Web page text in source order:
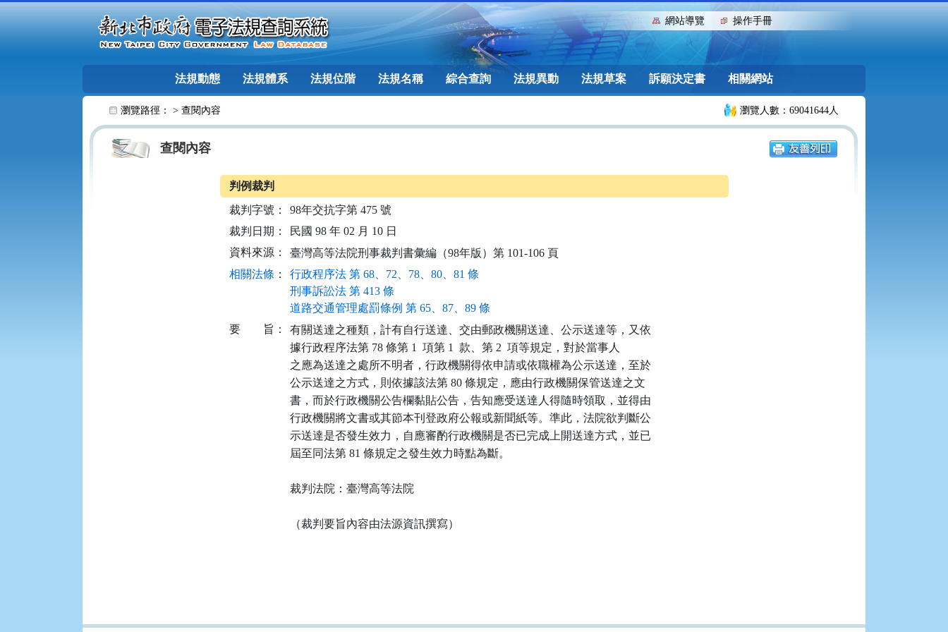
::: 網站導覽 操作手冊
法規動態 法規體系 法規位階 法規名稱 綜合查詢 法規異動 法規草案 訴願決定書 相關網站
瀏覽路徑： > 查閱內容 瀏覽人數：69041644人
查閱內容
判例裁判
裁判字號：
98年交抗字第 475 號
裁判日期：
民國 98 年 02 月 10 日
資料來源：
臺灣高等法院刑事裁判書彙編（98年版）第 101-106 頁
相關法條 ：
行政程序法 第 68、72、78、80、81 條
刑事訴訟法 第 413 條
道路交通管理處罰條例 第 65、87、89 條
要
旨：
有關送達之種類，計有自行送達、交由郵政機關送達、公示送達等，又依
據行政程序法第 78 條第 1  項第 1  款、第 2  項等規定，對於當事人
之應為送達之處所不明者，行政機關得依申請或依職權為公示送達，至於
公示送達之方式，則依據該法第 80 條規定，應由行政機關保管送達之文
書，而於行政機關公告欄黏貼公告，告知應受送達人得隨時領取，並得由
行政機關將文書或其節本刊登政府公報或新聞紙等。準此，法院欲判斷公
示送達是否發生效力，自應審酌行政機關是否已完成上開送達方式，並已
屆至同法第 81 條規定之發生效力時點為斷。
裁判法院：臺灣高等法院
（裁判要旨內容由法源資訊撰寫）